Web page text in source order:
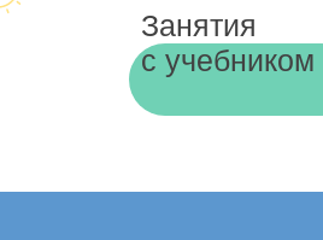
Занятия
с учебником